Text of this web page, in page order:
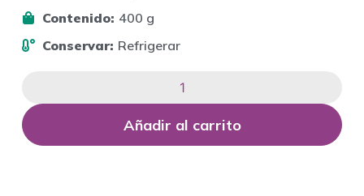
Contenido: 400 g
Conservar: Refrigerar
Añadir al carrito